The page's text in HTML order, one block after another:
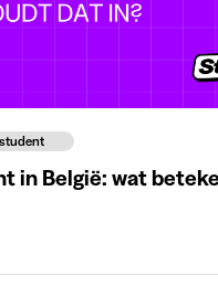
in België: wat